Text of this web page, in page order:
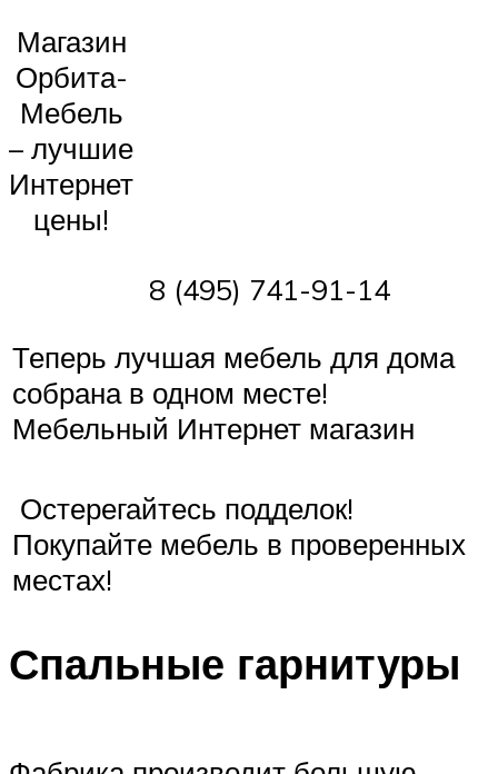
Магазин
Орбита-
Мебель
– лучшие
Интернет
цены!
8 (495) 741-91-14
Теперь лучшая мебель для дома
собрана в одном месте!
Мебельный Интернет магазин
Остерегайтесь подделок!
Покупайте мебель в проверенных
местах!
Спальные гарнитуры